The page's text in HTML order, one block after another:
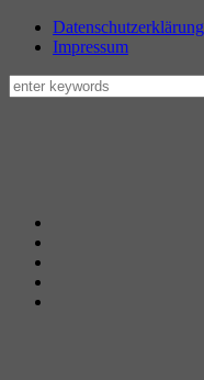
Datenschutzerklärung
Impressum